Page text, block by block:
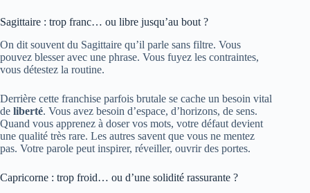
Sagittaire : trop franc… ou libre jusqu’au bout ?
On dit souvent du Sagittaire qu’il parle sans filtre. Vous
pouvez blesser avec une phrase. Vous fuyez les contraintes,
vous détestez la routine.
Derrière cette franchise parfois brutale se cache un besoin vital
de liberté. Vous avez besoin d’espace, d’horizons, de sens.
Quand vous apprenez à doser vos mots, votre défaut devient
une qualité très rare. Les autres savent que vous ne mentez
pas. Votre parole peut inspirer, réveiller, ouvrir des portes.
Capricorne : trop froid… ou d’une solidité rassurante ?